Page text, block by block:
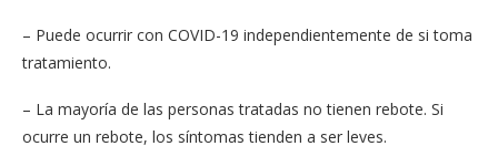
– Puede ocurrir con COVID-19 independientemente de si toma
tratamiento.
– La mayoría de las personas tratadas no tienen rebote. Si
ocurre un rebote, los síntomas tienden a ser leves.